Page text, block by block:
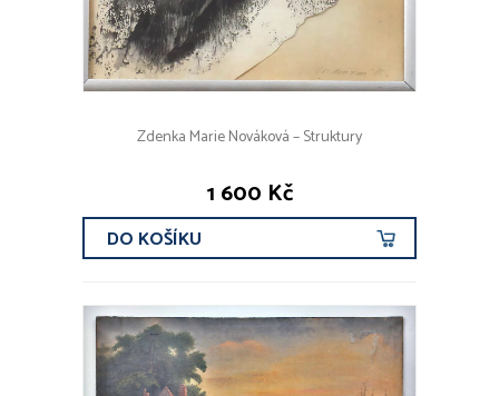
Zdenka Marie Nováková – Struktury
1 600 Kč
DO KOŠÍKU